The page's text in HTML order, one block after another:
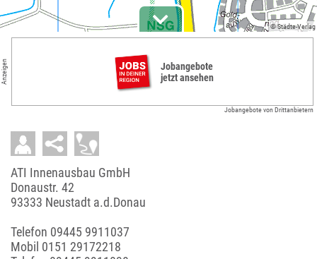
© Städte-Verlag
Anzeigen
Jobangebote
jetzt ansehen
Jobangebote von Drittanbietern
ATI Innenausbau GmbH
Donaustr. 42
93333 Neustadt a.d.Donau
Telefon 09445 9911037
Mobil 0151 29172218